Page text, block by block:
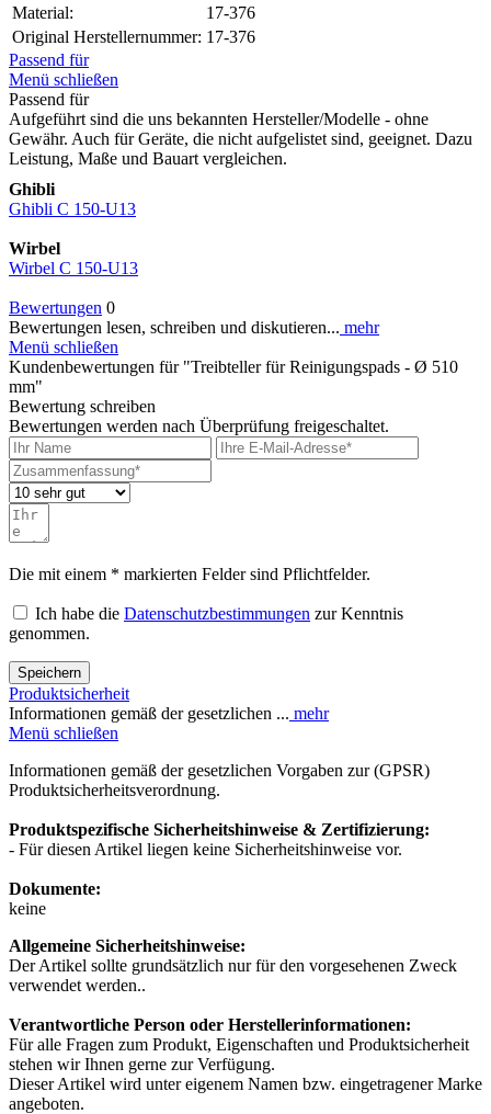
Material:
17-376
Original Herstellernummer: 17-376
Passend für
Menü schließen
Passend für
Aufgeführt sind die uns bekannten Hersteller/Modelle - ohne
Gewähr. Auch für Geräte, die nicht aufgelistet sind, geeignet. Dazu
Leistung, Maße und Bauart vergleichen.
Ghibli
Ghibli C 150-U13
Wirbel
Wirbel C 150-U13
Bewertungen 0
Bewertungen lesen, schreiben und diskutieren... mehr
Menü schließen
Kundenbewertungen für "Treibteller für Reinigungspads - Ø 510
mm"
Bewertung schreiben
Bewertungen werden nach Überprüfung freigeschaltet.
Die mit einem * markierten Felder sind Pflichtfelder.
Ich habe die Datenschutzbestimmungen zur Kenntnis
genommen.
Speichern
Produktsicherheit
Informationen gemäß der gesetzlichen ... mehr
Menü schließen
Informationen gemäß der gesetzlichen Vorgaben zur (GPSR)
Produktsicherheitsverordnung.
Produktspezifische Sicherheitshinweise & Zertifizierung:
- Für diesen Artikel liegen keine Sicherheitshinweise vor.
Dokumente:
keine
Allgemeine Sicherheitshinweise:
Der Artikel sollte grundsätzlich nur für den vorgesehenen Zweck
verwendet werden..
Verantwortliche Person oder Herstellerinformationen:
Für alle Fragen zum Produkt, Eigenschaften und Produktsicherheit
stehen wir Ihnen gerne zur Verfügung.
Dieser Artikel wird unter eigenem Namen bzw. eingetragener Marke
angeboten.